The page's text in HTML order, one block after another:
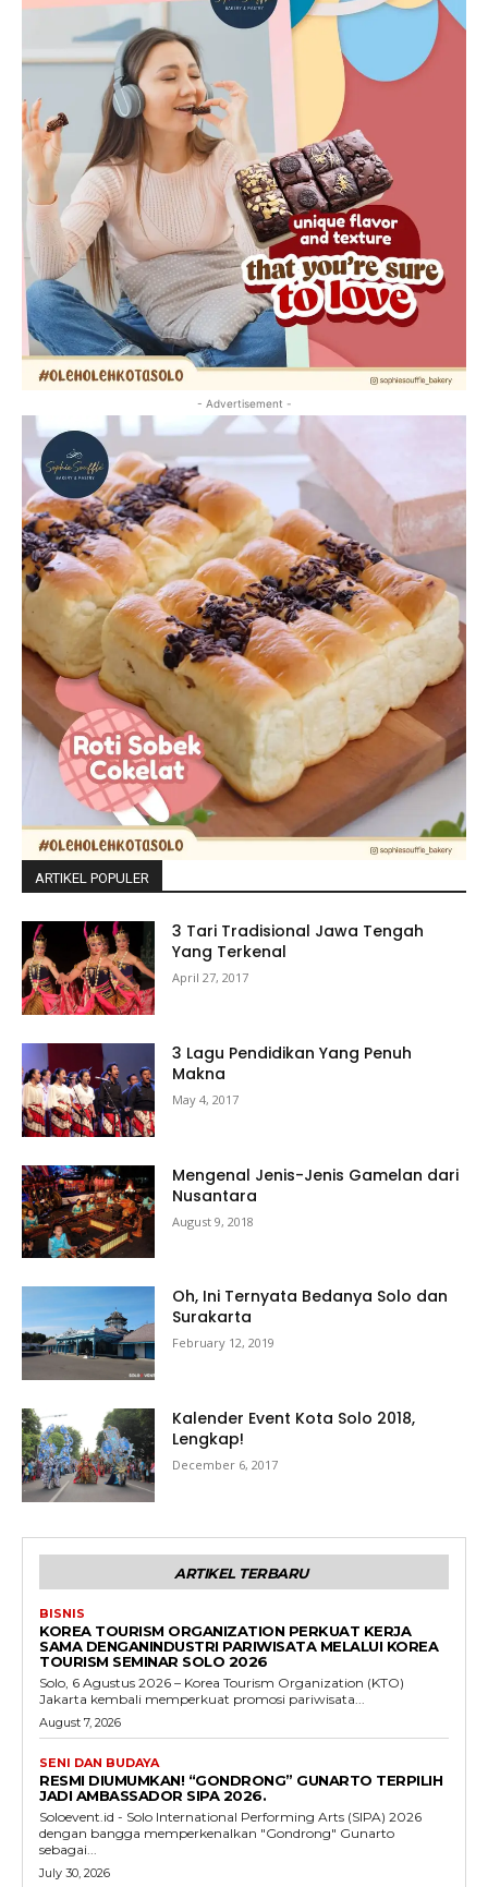
- Advertisement -
ARTIKEL POPULER
3 Tari Tradisional Jawa Tengah
Yang Terkenal
April 27, 2017
3 Lagu Pendidikan Yang Penuh
Makna
May 4, 2017
Mengenal Jenis-Jenis Gamelan dari
Nusantara
August 9, 2018
Oh, Ini Ternyata Bedanya Solo dan
Surakarta
February 12, 2019
Kalender Event Kota Solo 2018,
Lengkap!
December 6, 2017
ARTIKEL TERBARU
BISNIS
KOREA TOURISM ORGANIZATION PERKUAT KERJA
SAMA DENGANINDUSTRI PARIWISATA MELALUI KOREA
TOURISM SEMINAR SOLO 2026
Solo, 6 Agustus 2026 – Korea Tourism Organization (KTO)
Jakarta kembali memperkuat promosi pariwisata...
August 7, 2026
SENI DAN BUDAYA
RESMI DIUMUMKAN! “GONDRONG” GUNARTO TERPILIH
JADI AMBASSADOR SIPA 2026.
Soloevent.id - Solo International Performing Arts (SIPA) 2026
dengan bangga memperkenalkan "Gondrong" Gunarto
sebagai...
July 30, 2026